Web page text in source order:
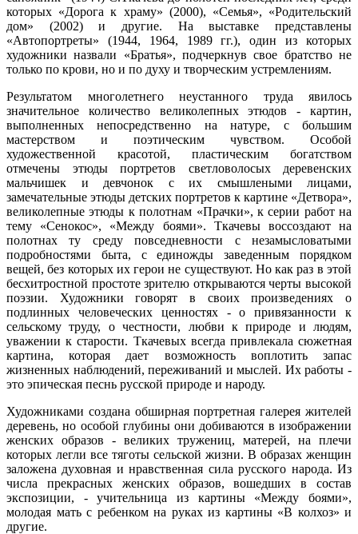
которых «Дорога к храму» (2000), «Семья», «Родительский
дом» (2002) и другие. На выставке представлены
«Автопортреты» (1944, 1964, 1989 гг.), один из которых
художники назвали «Братья», подчеркнув свое братство не
только по крови, но и по духу и творческим устремлениям.
Результатом многолетнего неустанного труда явилось
значительное количество великолепных этюдов - картин,
выполненных непосредственно на натуре, с большим
мастерством и поэтическим чувством. Особой
художественной красотой, пластическим богатством
отмечены этюды портретов светловолосых деревенских
мальчишек и девчонок с их смышлеными лицами,
замечательные этюды детских портретов к картине «Детвора»,
великолепные этюды к полотнам «Прачки», к серии работ на
тему «Сенокос», «Между боями». Ткачевы воссоздают на
полотнах ту среду повседневности с незамысловатыми
подробностями быта, с единожды заведенным порядком
вещей, без которых их герои не существуют. Но как раз в этой
бесхитростной простоте зрителю открываются черты высокой
поэзии. Художники говорят в своих произведениях о
подлинных человеческих ценностях - о привязанности к
сельскому труду, о честности, любви к природе и людям,
уважении к старости. Ткачевых всегда привлекала сюжетная
картина, которая дает возможность воплотить запас
жизненных наблюдений, переживаний и мыслей. Их работы -
это эпическая песнь русской природе и народу.
Художниками создана обширная портретная галерея жителей
деревень, но особой глубины они добиваются в изображении
женских образов - великих тружениц, матерей, на плечи
которых легли все тяготы сельской жизни. В образах женщин
заложена духовная и нравственная сила русского народа. Из
числа прекрасных женских образов, вошедших в состав
экспозиции, - учительница из картины «Между боями»,
молодая мать с ребенком на руках из картины «В колхоз» и
другие.